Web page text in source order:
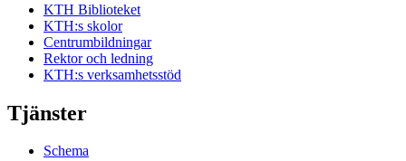
KTH Biblioteket
KTH:s skolor
Centrumbildningar
Rektor och ledning
KTH:s verksamhetsstöd
Tjänster
Schema